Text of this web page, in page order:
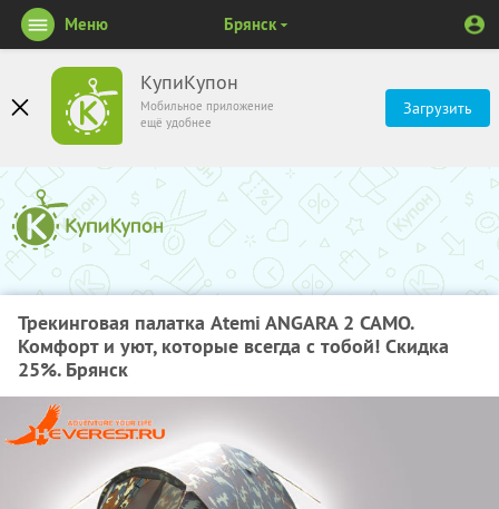
КупиКупон
Мобильное приложение
ещё удобнее
Загрузить
Меню Брянск
Трекинговая палатка Atemi ANGARA 2 CAMO.
Комфорт и уют, которые всегда с тобой! Скидка
25%. Брянск